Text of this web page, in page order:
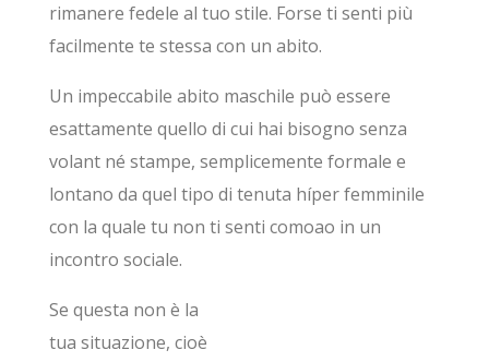
rimanere fedele al tuo stile. Forse ti senti più
facilmente te stessa con un abito.
Un impeccabile abito maschile può essere
esattamente quello di cui hai bisogno senza
volant né stampe, semplicemente formale e
lontano da quel tipo di tenuta híper femminile
con la quale tu non ti senti comoao in un
incontro sociale.
Se questa non è la
tua situazione, cioè